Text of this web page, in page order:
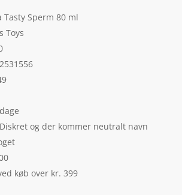
Tasty Sperm 80 ml
Toys
og der kommer neutralt navn
køb over kr. 399